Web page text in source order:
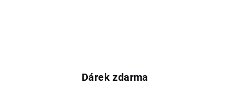
Dárek zdarma